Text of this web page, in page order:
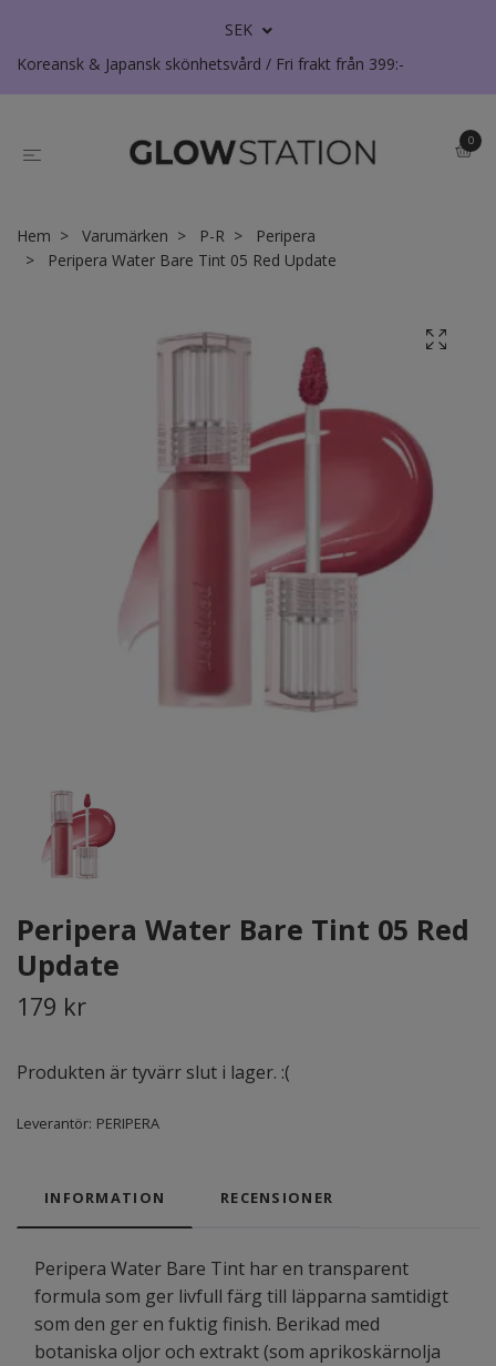
SEK
Koreansk & Japansk skönhetsvård / Fri frakt från 399:-
0
Hem Varumärken P-R
Peripera
Peripera Water Bare Tint 05 Red Update
Peripera Water Bare Tint 05 Red
Update
179 kr
Produkten är tyvärr slut i lager. :(
Leverantör: PERIPERA
INFORMATION RECENSIONER
Peripera Water Bare Tint har en transparent
formula som ger livfull färg till läpparna samtidigt
som den ger en fuktig finish. Berikad med
botaniska oljor och extrakt (som aprikoskärnolja